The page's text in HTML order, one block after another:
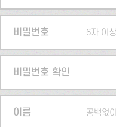
비밀번호 6자 이
비밀번호 확인
이름 공백없